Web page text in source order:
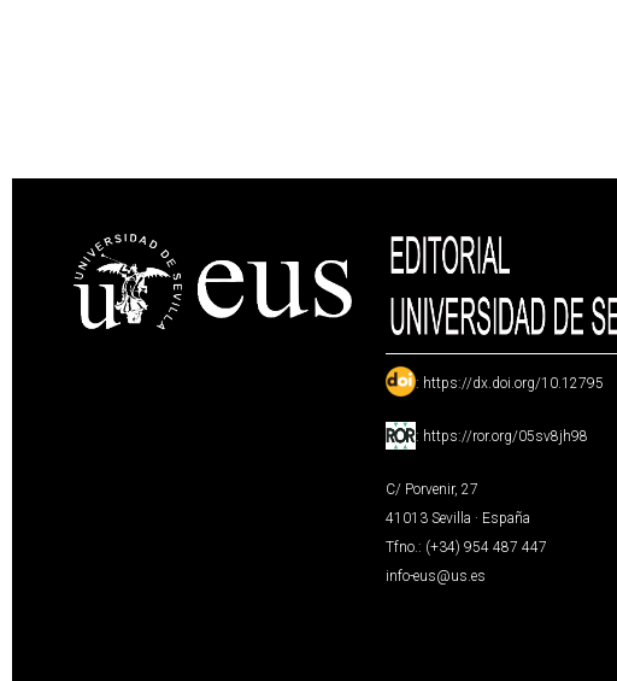
: https://dx.doi.org/10.12795
: https://ror.org/05sv8jh98
C/ Porvenir, 27
41013 Sevilla · España
Tfno.: (+34) 954 487 447
info-eus@us.es